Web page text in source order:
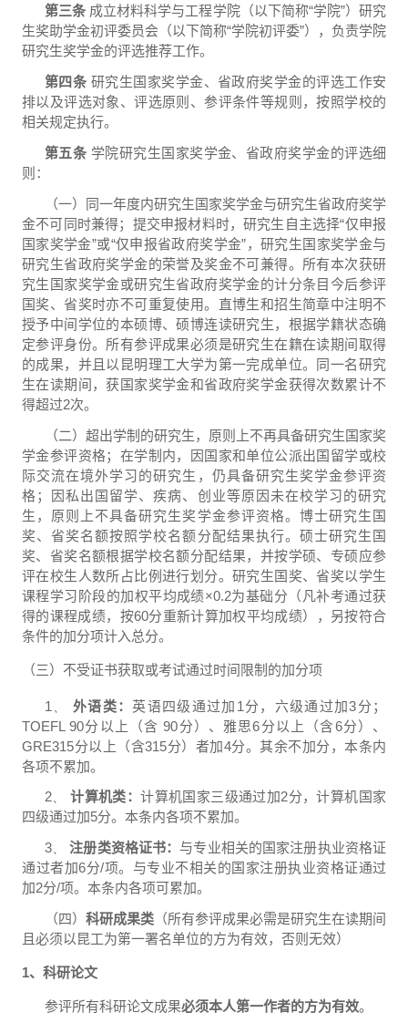
第三条 成立材料科学与工程学院（以下简称“学院”）研究
生奖助学金初评委员会（以下简称“学院初评委”），负责学院
研究生奖学金的评选推荐工作。
第四条 研究生国家奖学金、省政府奖学金的评选工作安
排以及评选对象、评选原则、参评条件等规则，按照学校的
相关规定执行。
第五条 学院研究生国家奖学金、省政府奖学金的评选细
则：
（一）同一年度内研究生国家奖学金与研究生省政府奖学
金不可同时兼得；提交申报材料时，研究生自主选择“仅申报
国家奖学金”或“仅申报省政府奖学金”，研究生国家奖学金与
研究生省政府奖学金的荣誉及奖金不可兼得。 所有本次获研
究生国家奖学金或研究生省政府奖学金的计分条目今后参评
国奖、省奖时亦不可重复使用。直博生和招生简章中注明不
授予中间学位的本硕博、硕博连读研究生，根据学籍状态确
定参评身份。所有参评成果必须是研究生在籍在读期间取得
的成果，并且以昆明理工大学为第一完成单位。 同一名研究
生在读期间，获国家奖学金和省政府奖学金获得次数累计不
得超过2次。
（二）超出学制的研究生，原则上不再具备研究生国家奖
学金参评资格；在学制内，因国家和单位公派出国留学或校
际交流在境外学习的研究生，仍具备研究生奖学金参评资
格；因私出国留学、疾病、创业等原因未在校学习的研究
生，原则上不具备研究生奖学金参评资格。博士研究生国
奖、省奖名额按照学校名额分配结果执行。硕士研究生国
奖、省奖名额根据学校名额分配结果，并按学硕、专硕应参
评在校生人数所占比例进行划分。研究生国奖、省奖以学生
课程学习阶段的加权平均成绩×0.2为基础分（凡补考通过获
得的课程成绩，按60分重新计算加权平均成绩），另按符合
条件的加分项计入总分。
（三）不受证书获取或考试通过时间限制的加分项
1、 外语类：英语四级通过加 1 分，六级通过加3分；
TOEFL 90分以上（含 90分）、雅思6分以上（含6分）、
GRE315分以上（含315分）者加4分。其余不加分，本条内
各项不累加。
2、计算机类：计算机国家三级通过加2分，计算机国家
四级通过加5分。本条内各项不累加。
3、注册类资格证书：与专业相关的国家注册执业资格证
通过者加6分/项。与专业不相关的国家注册执业资格证通过
加2分/项。本条内各项可累加。
（四） 科研成果类 （所有参评成果必需是研究生在读期间
且必须以昆工为第一署名单位的方为有效，否则无效）
1、科研论文
参评所有科研论文成果必须本人第一作者的方为有效。